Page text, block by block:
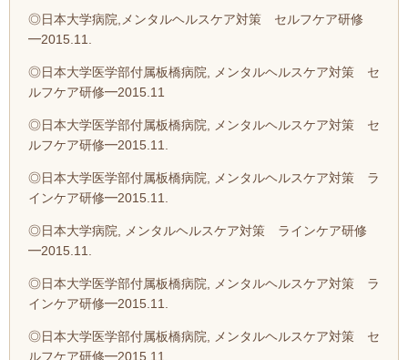
◎日本大学病院,メンタルヘルスケア対策 セルフケア研修
━2015.11.
◎日本大学医学部付属板橋病院, メンタルヘルスケア対策 セ
ルフケア研修━2015.11
◎日本大学医学部付属板橋病院, メンタルヘルスケア対策 セ
ルフケア研修━2015.11.
◎日本大学医学部付属板橋病院, メンタルヘルスケア対策 ラ
インケア研修━2015.11.
◎日本大学病院, メンタルヘルスケア対策 ラインケア研修
━2015.11.
◎日本大学医学部付属板橋病院, メンタルヘルスケア対策 ラ
インケア研修━2015.11.
◎日本大学医学部付属板橋病院, メンタルヘルスケア対策 セ
ルフケア研修━2015.11.